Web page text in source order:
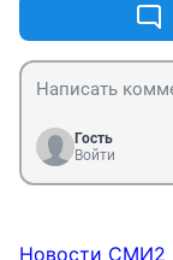
Гость
Войти
Новости СМИ2